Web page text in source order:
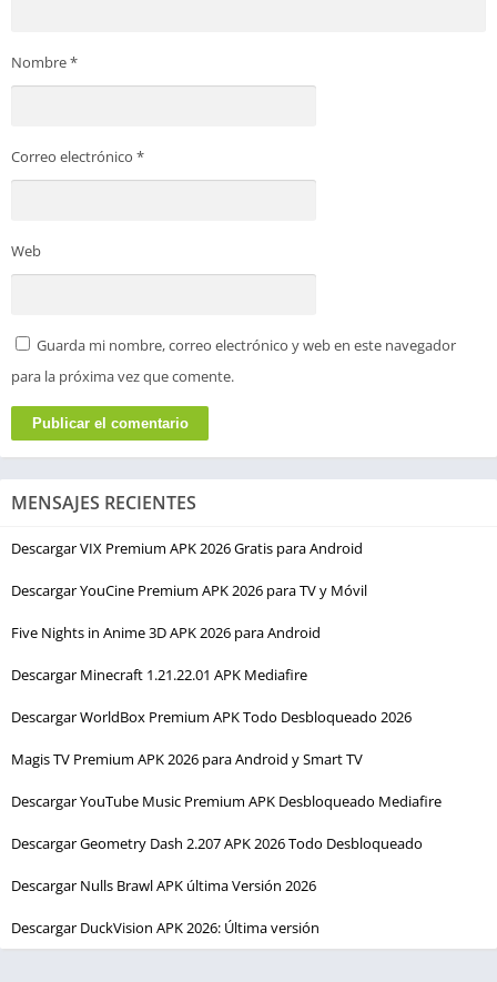
Nombre*
Correo electrónico *
Web
Guarda mi nombre, correo electrónico y web en este navegador
para la próxima vez que comente.
MENSAJES RECIENTES
Descargar VIX Premium APK 2026 Gratis para Android
Descargar YouCine Premium APK 2026 para TV y Móvil
Five Nights in Anime 3D APK 2026 para Android
Descargar Minecraft 1.21.22.01 APK Mediafire
Descargar WorldBox Premium APK Todo Desbloqueado 2026
Magis TV Premium APK 2026 para Android y Smart TV
Descargar YouTube Music Premium APK Desbloqueado Mediafire
Descargar Geometry Dash 2.207 APK 2026 Todo Desbloqueado
Descargar Nulls Brawl APK última Versión 2026
Descargar DuckVision APK 2026: Última versión